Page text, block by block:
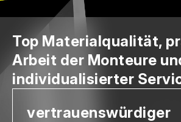
Top Materialqualität,
Arbeit der Monteure
individualisierter
vertrauenswürdiger